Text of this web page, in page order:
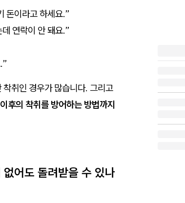
돈이라고 하세요.”
연락이 안 돼요.”
취인 경우가 많습니다. 그리고
후의 착취를 방어하는 방법까지
어도 돌려받을 수 있나